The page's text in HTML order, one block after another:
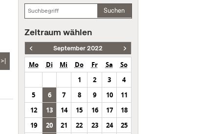
>|
Suchen
Zeitraum wählen
September 2022
Mo Di Mi Do Fr Sa
So
1
2 3
4
5
6 7 8 9 10
11
12
13 14 15 16 17
18
19
20 21 22 23 24
25